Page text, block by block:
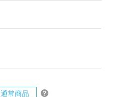
通常商品